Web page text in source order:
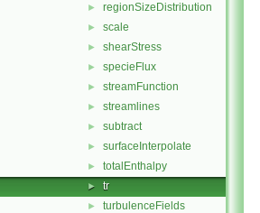
► regionSizeDistribution
► scale
► shearStress
► specieFlux
► streamFunction
► streamlines
► subtract
► surfaceInterpolate
► totalEnthalpy
► tr
► turbulenceFields